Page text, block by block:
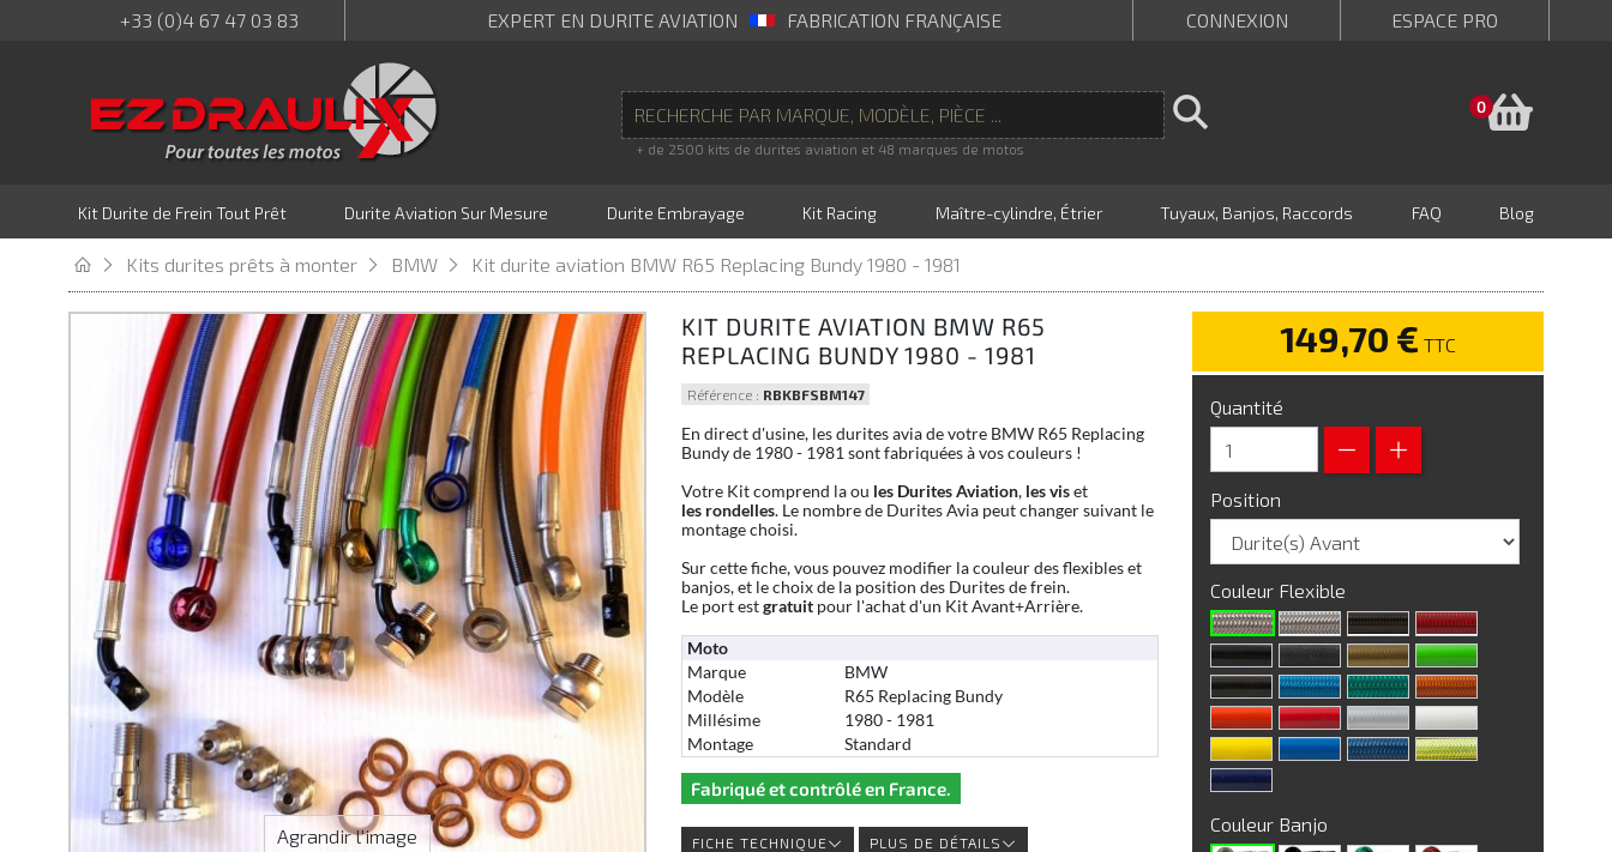
+33 (0)4 67 47 03 83 EXPERT EN DURITE AVIATION FABRICATION FRANÇAISE CONNEXION ESPACE PRO
+ de 2500 kits de durites aviation et 48 marques de motos
0
Kit Durite de Frein Tout Prêt Durite Aviation Sur Mesure Durite Embrayage Kit Racing Maître-cylindre, Étrier Tuyaux, Banjos, Raccords FAQ Blog
Kits durites prêts à monter BMW Kit durite aviation BMW R65 Replacing Bundy 1980 - 1981
Agrandir l'image
KIT DURITE AVIATION BMW R65
REPLACING BUNDY 1980 - 1981
Référence : RBKBFSBM147
En direct d'usine, les durites avia de votre BMW R65 Replacing
Bundy de 1980 - 1981 sont fabriquées à vos couleurs !
Votre Kit comprend la ou les Durites Aviation, les viset
les rondelles. Le nombre de Durites Avia peut changer suivant le
montage choisi.
Sur cette fiche, vous pouvez modifier la couleur des flexibles et
banjos, et le choix de la position des Durites de frein.
Le port estgratuitpour l'achat d'un Kit Avant+Arrière.
Moto
Marque
BMW
Modèle
R65 Replacing Bundy
Millésime
1980 - 1981
Montage
Standard
Fabriqué et contrôlé en France.
FICHE TECHNIQUE
PLUS DE DÉTAILS
149,70 € TTC
Quantité
Position
Couleur Flexible
Couleur Banjo